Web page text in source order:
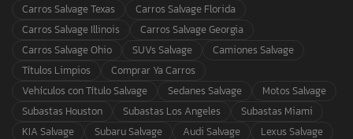
Carros Salvage Texas
Carros Salvage Florida
Carros Salvage Illinois
Carros Salvage Georgia
Carros Salvage Ohio
SUVs Salvage
Camiones Salvage
Títulos Limpios
Comprar Ya Carros
Vehículos con Título Salvage
Sedanes Salvage
Motos Salvage
Subastas Houston
Subastas Los Angeles
Subastas Miami
KIA Salvage
Subaru Salvage Audi Salvage Lexus Salvage